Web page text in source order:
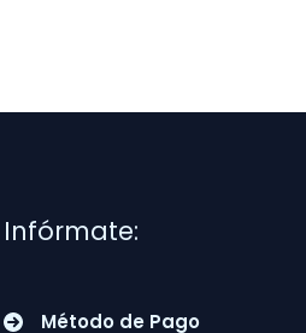
Infórmate:
Método de Pago